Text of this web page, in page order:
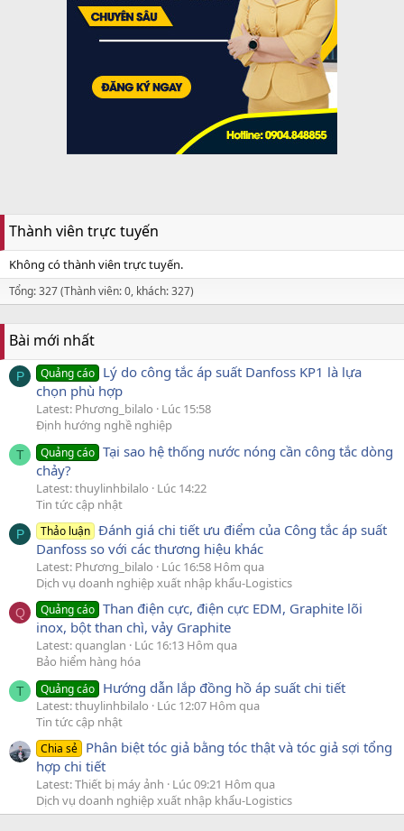
Thành viên trực tuyến
Không có thành viên trực tuyến.
Tổng: 327 (Thành viên: 0, khách: 327)
Bài mới nhất
P Quảng cáo Lý do công tắc áp suất Danfoss KP1 là lựa
chọn phù hợp
Latest: Phương_bilalo
Lúc 15:58
Định hướng nghề nghiệp
T Quảng cáo Tại sao hệ thống nước nóng cần công tắc dòng
chảy?
Latest: thuylinhbilalo
Lúc 14:22
Tin tức cập nhật
P Thảo luận Đánh giá chi tiết ưu điểm của Công tắc áp suất
Danfoss so với các thương hiệu khác
Latest: Phương_bilalo
Lúc 16:58 Hôm qua
Dịch vụ doanh nghiệp xuất nhập khẩu-Logistics
Q Quảng cáo Than điện cực, điện cực EDM, Graphite lõi
inox, bột than chì, vảy Graphite
Latest: quanglan
Lúc 16:13 Hôm qua
Bảo hiểm hàng hóa
T Quảng cáo Hướng dẫn lắp đồng hồ áp suất chi tiết
Latest: thuylinhbilalo
Lúc 12:07 Hôm qua
Tin tức cập nhật
Chia sẻ Phân biệt tóc giả bằng tóc thật và tóc giả sợi tổng
hợp chi tiết
Latest: Thiết bị máy ảnh
Lúc 09:21 Hôm qua
Dịch vụ doanh nghiệp xuất nhập khẩu-Logistics